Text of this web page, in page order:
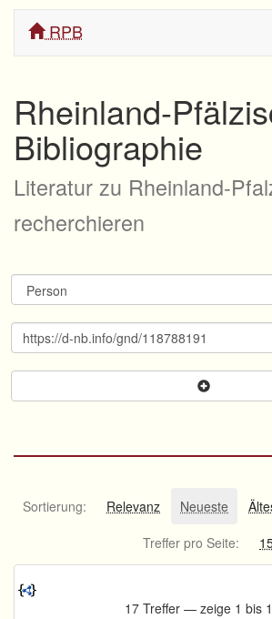
RPB
Rheinland-
Bibliographie
Literatur zu Rheinland-
recherchieren
Sortierung: Relevanz Neueste
Treffer pro Seite:
17 Treffer — zeige 1 bis